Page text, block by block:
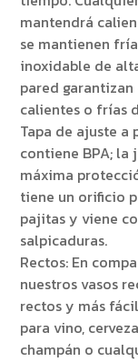
mantendrá
se mantienen
inoxidable de
pared garantizan
calientes o frías
Tapa de ajuste a
contiene BPA; la
máxima
tiene un orificio
pajitas y viene
salpicaduras.
Rectos: En
nuestros vasos
rectos y más
para vino,
champán o